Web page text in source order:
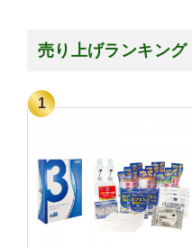
売り上げランキング